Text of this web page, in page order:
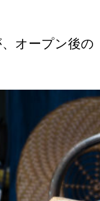
オープン後の